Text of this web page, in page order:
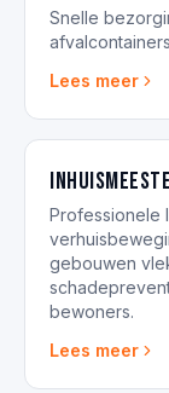
Snelle
Lees meer
Professionele
gebouwen
bewoners.
Lees meer